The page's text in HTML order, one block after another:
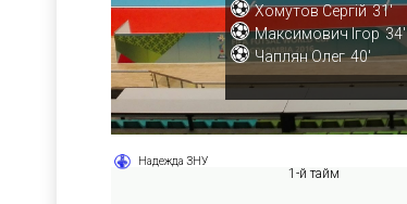
Хомутов Сергій 31'
Максимович Ігор 34'
Чаплян Олег 40'
Надежда ЗНУ
1-й тайм